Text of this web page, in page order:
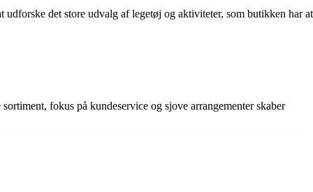
det store udvalg af legetøj og aktiviteter, som butikken har at
fokus på kundeservice og sjove arrangementer skaber